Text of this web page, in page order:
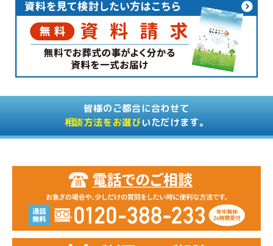
皆様のご都合に合わせて
相談方法をお選びいただけます。